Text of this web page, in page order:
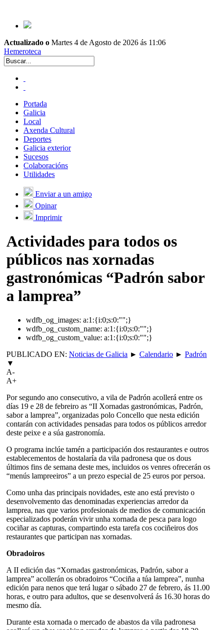
Actualizado o Martes 4 de Agosto de 2026 ás 11:06
Hemeroteca
Portada
Galicia
Local
Axenda Cultural
Deportes
Galicia exterior
Sucesos
Colaboracións
Utilidades
Enviar a un amigo
Opinar
Imprimir
Actividades para todos os
públicos nas xornadas
gastronómicas “Padrón sabor
a lamprea”
wdfb_og_images: a:1:{i:0;s:0:"";}
wdfb_og_custom_name: a:1:{i:0;s:0:"";}
wdfb_og_custom_value: a:1:{i:0;s:0:"";}
PUBLICADO EN: Noticias de Galicia ► Calendario ► Padrón
▼
A-
A+
Por segundo ano consecutivo, a vila de Padrón acollerá entre os
días 19 e 28 de febreiro as “II Xornadas gastronómicas, Padrón,
sabor a lamprea”, organizadas polo Concello que nesta edición
contarán con actividades pensadas para todos os públicos arredor
deste peixe e a súa gastronomía.
O programa inclúe tamén a participación dos restaurantes e outros
establecementos de hostalaría da vila padronesa que os dous
últimos fins de semana deste mes, incluidos os venres ofrecerán os
“menús lampreeiros” a un prezo especial de 25 euros por persoa.
Como unha das principais novidades, este ano está previsto o
desenvolvemento das denominadas experiencias arredor da
lamprea, nas que varios profesionais de medios de comunicación
especializados poderán vivir unha xornada de pesca para logo
cociñar as capturas, compartindo esta tarefa cos cociñeiros dos
restaurantes que participan nas xornadas.
Obradoiros
A II edición das “Xornadas gastronómicas, Padrón, sabor a
lamprea” acollerán os obradoiros “Cociña a túa lamprea”, nunha
edición para nenos que terá lugar o sábado 27 de febrero, ás 11.00
horas, e outro para adultos, que se desenvolverá ás 16.30 horas do
mesmo día.
Durante esta xornada o mercado de abastos da vila padronesa